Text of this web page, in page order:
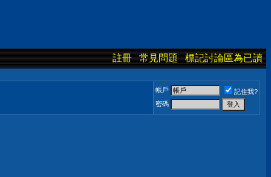
註冊 常見問題 標記討論區為已讀
帳戶
記住我?
密碼